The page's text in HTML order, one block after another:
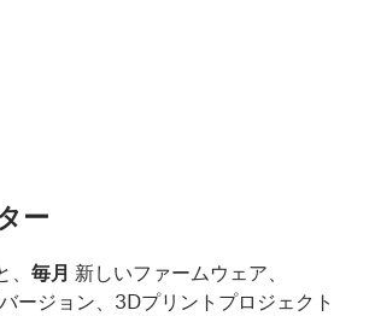
ー
毎月 新しいファームウェア、
ージョン、3Dプリントプロジェクト